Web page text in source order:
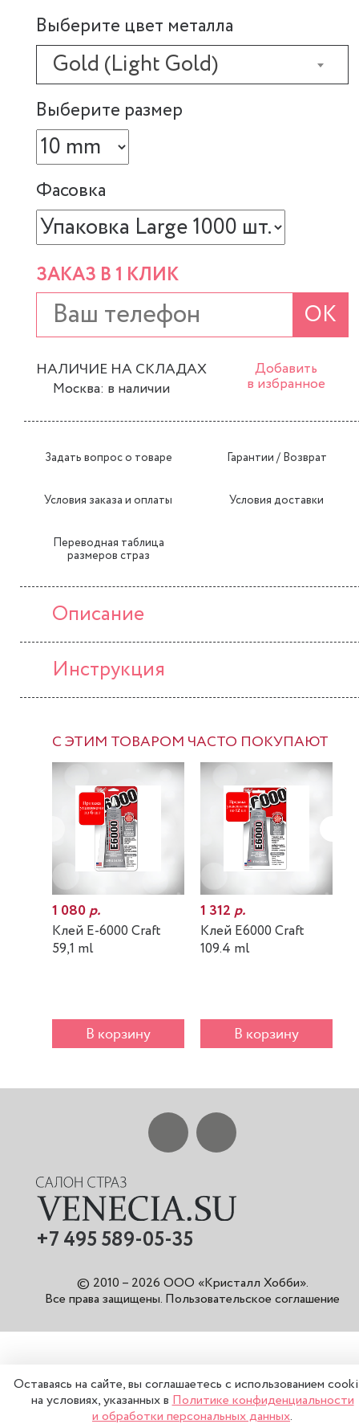
Выберите цвет металла
Gold (Light Gold)
Выберите размер
Фасовка
ЗАКАЗ В 1 КЛИК
ОК
НАЛИЧИЕ НА СКЛАДАХ
Москва: в наличии
Добавить
в избранное
Задать вопрос о товаре Гарантии / Возврат
Условия заказа и оплаты Условия доставки
Переводная таблица
размеров страз
Описание
Инструкция
С ЭТИМ ТОВАРОМ ЧАСТО ПОКУПАЮТ
1 080р.
Клей E-6000 Craft
59,1 ml
В корзину
1 312р.
Клей E6000 Craft
109.4 ml
В корзину
+7 495 589-05-35
© 2010 – 2026 ООО «Кристалл Хобби».
Все права защищены. Пользовательское соглашение
Оставаясь на сайте, вы соглашаетесь с использованием
на условиях, указанных вПолитике конфиденциальности
и обработки персональных данных.